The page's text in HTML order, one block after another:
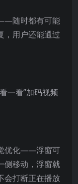
随时都有可能
，用户还能通过
优化——浮窗可
侧移动，浮窗就
会打断正在播放